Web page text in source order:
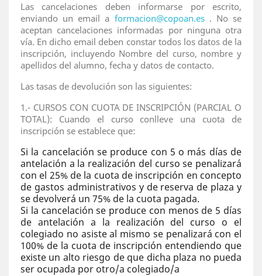
Las cancelaciones deben informarse por escrito,
enviando un email a formacion@copoan.es. No se
aceptan cancelaciones informadas por ninguna otra
vía. En dicho email deben constar todos los datos de la
inscripción, incluyendo Nombre del curso, nombre y
apellidos del alumno, fecha y datos de contacto.
Las tasas de devolución son las siguientes:
1.- CURSOS CON CUOTA DE INSCRIPCIÓN (PARCIAL O
TOTAL): Cuando el curso conlleve una cuota de
inscripción se establece que:
Si la cancelación se produce con 5 o más días de
antelación a la realización del curso se penalizará
con el 25% de la cuota de inscripción en concepto
de gastos administrativos y de reserva de plaza y
se devolverá un 75% de la cuota pagada.
Si la cancelación se produce con menos de 5 días
de antelación a la realización del curso o el
colegiado no asiste al mismo se penalizará con el
100% de la cuota de inscripción entendiendo que
existe un alto riesgo de que dicha plaza no pueda
ser ocupada por otro/a colegiado/a